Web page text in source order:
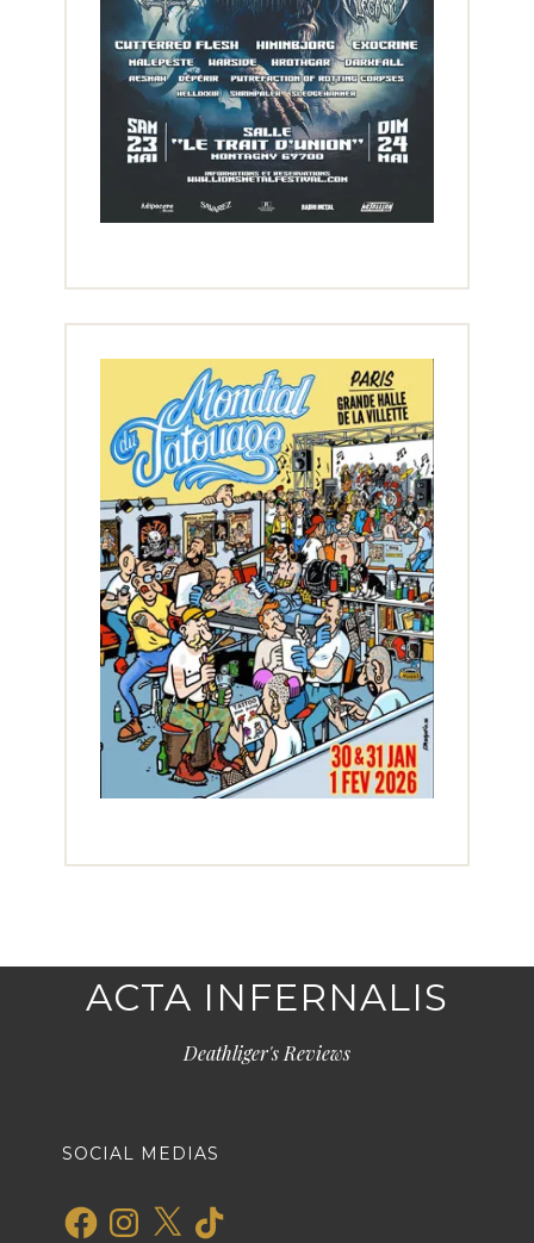
ACTA INFERNALIS
Deathliger's Reviews
SOCIAL MEDIAS
FacebookInstagram
X TikTok